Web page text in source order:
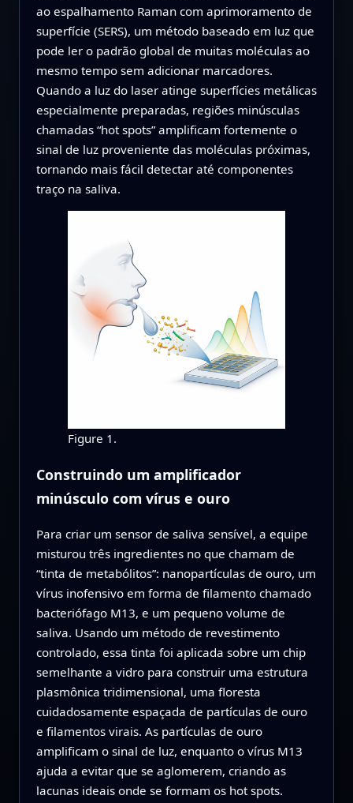
ao espalhamento Raman com aprimoramento de
superfície (SERS), um método baseado em luz que
pode ler o padrão global de muitas moléculas ao
mesmo tempo sem adicionar marcadores.
Quando a luz do laser atinge superfícies metálicas
especialmente preparadas, regiões minúsculas
chamadas “hot spots” amplificam fortemente o
sinal de luz proveniente das moléculas próximas,
tornando mais fácil detectar até componentes
traço na saliva.
Figure 1.
Construindo um amplificador
minúsculo com vírus e ouro
Para criar um sensor de saliva sensível, a equipe
misturou três ingredientes no que chamam de
“tinta de metabólitos”: nanopartículas de ouro, um
vírus inofensivo em forma de filamento chamado
bacteriófago M13, e um pequeno volume de
saliva. Usando um método de revestimento
controlado, essa tinta foi aplicada sobre um chip
semelhante a vidro para construir uma estrutura
plasmônica tridimensional, uma floresta
cuidadosamente espaçada de partículas de ouro
e filamentos virais. As partículas de ouro
amplificam o sinal de luz, enquanto o vírus M13
ajuda a evitar que se aglomerem, criando as
lacunas ideais onde se formam os hot spots.